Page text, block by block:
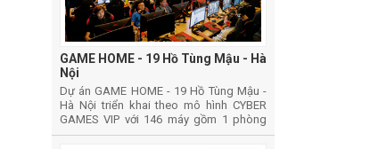
GAME HOME - 19 Hồ Tùng Mậu - Hà
Nội
Dự án GAME HOME - 19 Hồ Tùng Mậu -
Hà Nội triển khai theo mô hình CYBER
GAMES VIP với 146 máy gồm 1 phòng
thường, 1 phòng vip và 1 phòng thi đấu